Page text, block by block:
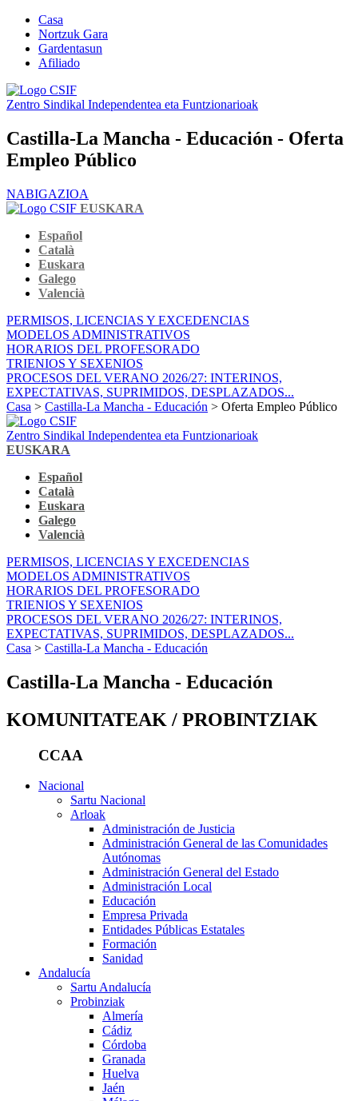
Casa
Nortzuk Gara
Gardentasun
Afiliado
Zentro Sindikal Independentea eta Funtzionarioak
Castilla-La Mancha - Educación - Oferta
Empleo Público
NABIGAZIOA
EUSKARA
Español
Català
Euskara
Galego
Valencià
PERMISOS, LICENCIAS Y EXCEDENCIAS
MODELOS ADMINISTRATIVOS
HORARIOS DEL PROFESORADO
TRIENIOS Y SEXENIOS
PROCESOS DEL VERANO 2026/27: INTERINOS,
EXPECTATIVAS, SUPRIMIDOS, DESPLAZADOS...
Casa > Castilla-La Mancha - Educación > Oferta Empleo Público
Zentro Sindikal Independentea eta Funtzionarioak
EUSKARA
Español
Català
Euskara
Galego
Valencià
PERMISOS, LICENCIAS Y EXCEDENCIAS
MODELOS ADMINISTRATIVOS
HORARIOS DEL PROFESORADO
TRIENIOS Y SEXENIOS
PROCESOS DEL VERANO 2026/27: INTERINOS,
EXPECTATIVAS, SUPRIMIDOS, DESPLAZADOS...
Casa > Castilla-La Mancha - Educación
Castilla-La Mancha - Educación
KOMUNITATEAK / PROBINTZIAK
CCAA
Nacional
Sartu Nacional
Arloak
Administración de Justicia
Administración General de las Comunidades
Autónomas
Administración General del Estado
Administración Local
Educación
Empresa Privada
Entidades Públicas Estatales
Formación
Sanidad
Andalucía
Sartu Andalucía
Probinziak
Almería
Cádiz
Córdoba
Granada
Huelva
Jaén